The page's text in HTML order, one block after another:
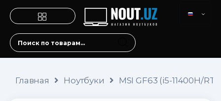
Главная Ноутбуки MSI GF63 (i5-11400H/